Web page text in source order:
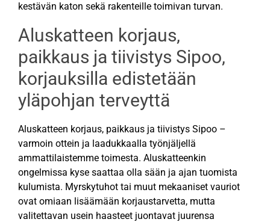
kestävän katon sekä rakenteille toimivan turvan.
Aluskatteen korjaus,
paikkaus ja tiivistys Sipoo,
korjauksilla edistetään
yläpohjan terveyttä
Aluskatteen korjaus, paikkaus ja tiivistys Sipoo –
varmoin ottein ja laadukkaalla työnjäljellä
ammattilaistemme toimesta. Aluskatteenkin
ongelmissa kyse saattaa olla sään ja ajan tuomista
kulumista. Myrskytuhot tai muut mekaaniset vauriot
ovat omiaan lisäämään korjaustarvetta, mutta
valitettavan usein haasteet juontavat juurensa